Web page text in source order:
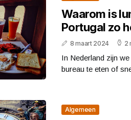
Waarom is
Portugal zo
8 maart 2024 2
In Nederland zijn
bureau te eten of
Algemeen